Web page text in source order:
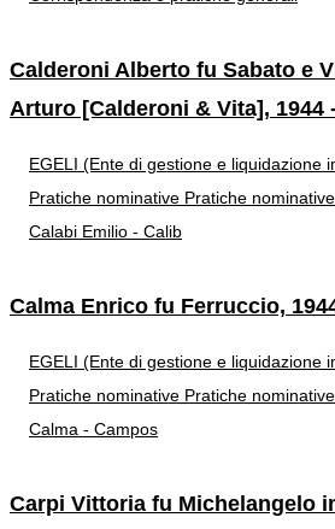
Calderoni Alberto fu Sabato e
Arturo [Calderoni & Vita], 1944
EGELI (Ente di gestione e liquidazione
Pratiche nominative Pratiche
Calabi Emilio - Calib
Calma Enrico fu Ferruccio,
EGELI (Ente di gestione e liquidazione
Pratiche nominative Pratiche
Calma - Campos
Carpi Vittoria fu Michelangelo